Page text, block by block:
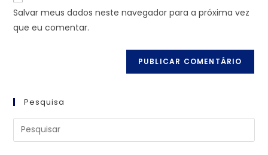
Salvar meus dados neste navegador para a próxima vez
que eu comentar.
Pesquisa